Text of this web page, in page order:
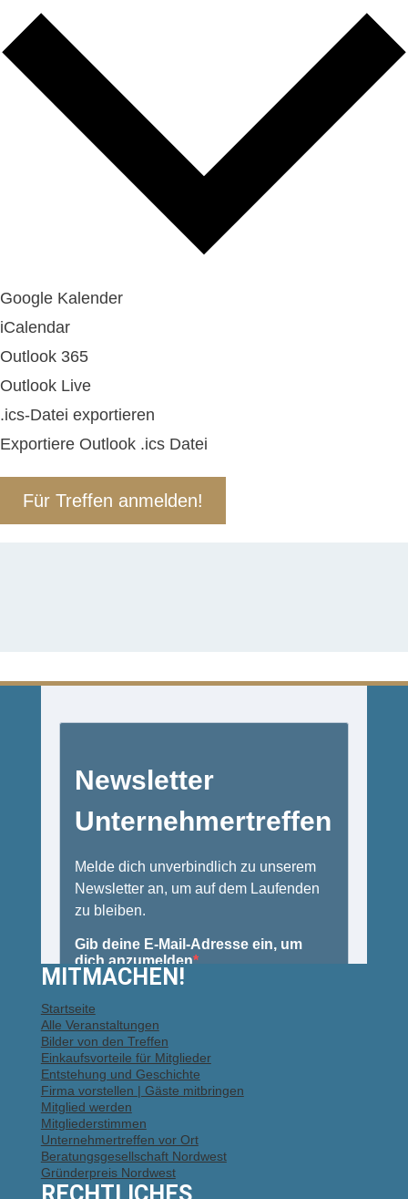
Google Kalender
iCalendar
Outlook 365
Outlook Live
.ics-Datei exportieren
Exportiere Outlook .ics Datei
Für Treffen anmelden!
MITMACHEN!
Startseite
Alle Veranstaltungen
Bilder von den Treffen
Einkaufsvorteile für Mitglieder
Entstehung und Geschichte
Firma vorstellen | Gäste mitbringen
Mitglied werden
Mitgliederstimmen
Unternehmertreffen vor Ort
Beratungsgesellschaft Nordwest
Gründerpreis Nordwest